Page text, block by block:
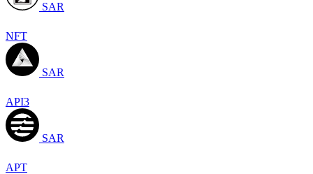
SAR
NFT
SAR
API3
SAR
APT